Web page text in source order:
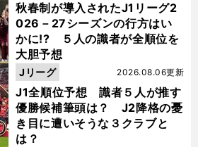
秋春制が導入されたJ1リーグ2
026－27シーズンの行方はい
かに!? ５人の識者が全順位を
大胆予想
J1全順位予想 識者５人が推す
優勝候補筆頭は？ J2降格の憂
き目に遭いそうな３クラブと
は？
2026.08.06更新
Jリーグ